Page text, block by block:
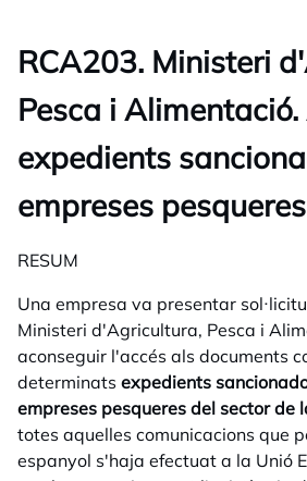
RCA203. Ministeri
Pesca i Alimentació.
expedients
empreses pesqueres
RESUM
Una empresa va presentar
Ministeri d'Agricultura, Pesca i
aconseguir l'accés als documents
determinats expedients
empreses pesqueres del sector de
totes aquelles comunicacions que
espanyol s'haja efectuat a la Unió